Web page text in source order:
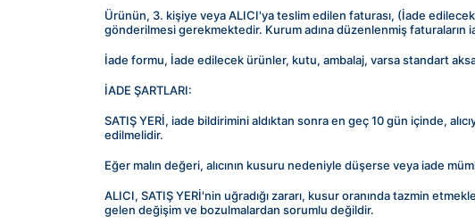
Ürünün, 3. kişiye veya ALICI'ya teslim edilen faturası, (İade
gönderilmesi gerekmektedir. Kurum adına düzenlenmiş
İade formu, İade edilecek ürünler, kutu, ambalaj, varsa standart
İADE ŞARTLARI:
SATIŞ YERİ, iade bildirimini aldıktan sonra en geç 10 gün içinde,
edilmelidir.
Eğer malın değeri, alıcının kusuru nedeniyle düşerse veya iade
ALICI, SATIŞ YERİ'nin uğradığı zararı, kusur oranında tazmin
gelen değişim ve bozulmalardan sorumlu değildir.